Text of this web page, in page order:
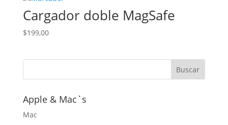
Cargador doble MagSafe
$199,00
Apple & Mac`s
Mac